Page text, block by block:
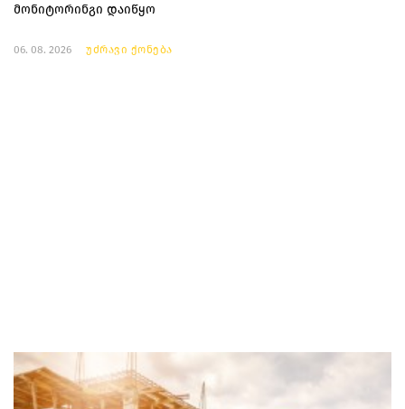
მონიტორინგი დაიწყო
06. 08. 2026 უძრავი ქონება